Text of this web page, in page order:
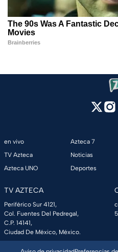
en vivo
TV Azteca
Azteca UNO
Azteca 7
Noticias
Deportes
TV AZTECA
Periférico Sur 4121,
Col. Fuentes Del Pedregal,
C.P. 14141,
Ciudad De México, México.